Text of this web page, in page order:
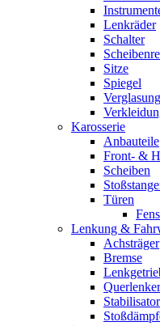
Lenkräder
Schalter
Sitze
Spiegel
Verglasung
Karosserie
Anbauteile
Front- &
Scheiben
Türen
Lenkung &
Achsträger
Bremse
Querlenker
Stabilisator